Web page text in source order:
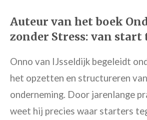
Auteur van het boek
zonder Stress: van start
Onno van IJsseldijk begeleidt
het opzetten en structureren
onderneming. Door jarenlange
weet hij precies waar starters